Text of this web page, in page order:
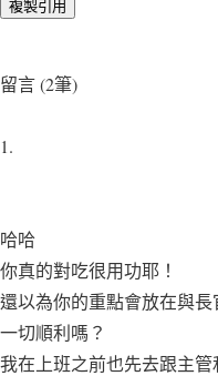
留言 (2筆)
1.
哈哈
你真的對吃很用功耶！
還以為你的重點會放在與長
一切順利嗎？
我在上班之前也先去跟主管